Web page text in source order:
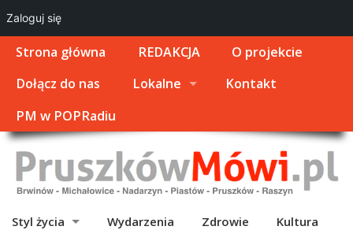
Strona główna REDAKCJA
O projekcie
Dołącz do nas
Lokalne
Kontakt
PM w POPRadiu
Styl życia Wydarzenia Zdrowie Kultura
Zaloguj się